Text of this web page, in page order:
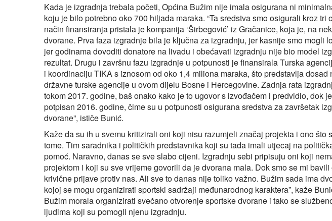
Kada je izgradnja trebala početi, Općina Bužim nije imala osigurana ni
koju je bilo potrebno oko 700 hiljada maraka. “Ta sredstva smo osigurali kroz tri
način finansiranja pristala je kompanija ‘Širbegović’ iz Gračanice, koja je, na
dvorane. Prva faza izgradnje bila je ključna za izgradnju, jer kasnije smo mogli
jer godinama dovoditi donatore na livadu i obećavati izgradnju nije bio model
rezultat. Drugu i završnu fazu izgradnje u potpunosti je finansirala Turska
i koordinaciju TIKA s iznosom od oko 1,4 miliona maraka, što predstavlja
državne turske agencije u ovom dijelu Bosne i Hercegovine. Zadnja rata
tokom 2017. godine, baš onako kako je to ugovor s izvođačem i predvidio, dok
potpisan 2016. godine, čime su u potpunosti osigurana sredstva za završetak
dvorane”, ističe Bunić.
Kaže da su ih u svemu kritizirali oni koji nisu razumjeli značaj projekta i ono što
tome. Tim saradnika i političkih predstavnika koji su tada imali utjecaj na
pomoć. Naravno, danas se sve slabo cijeni. Izgradnju sebi pripisuju oni koji
projektom i koji su sve vrijeme govorili da je dvorana mala. Dok smo se mi
krivične prijave protiv nas. Ali sve to danas nije toliko važno. Bužim sada ima
kojoj se mogu organizirati sportski sadržaji međunarodnog karaktera”, kaže
Bužim morala organizirati svečano otvorenje sportske dvorane i tako se
ljudima koji su pomogli njenu izgradnju.